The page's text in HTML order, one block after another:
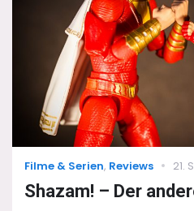
Categories
Filme & Serien, Reviews 21.
Shazam! – Der